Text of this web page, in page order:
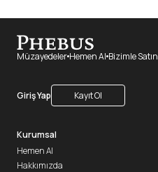
Müzayedeler Hemen Al Bizimle Satın
Giriş Yap Kayıt Ol
Kurumsal
Hemen Al
Hakkımızda